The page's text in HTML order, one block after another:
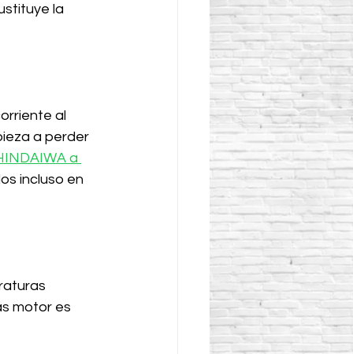
la
al
a perder
a
incluso en
motor es